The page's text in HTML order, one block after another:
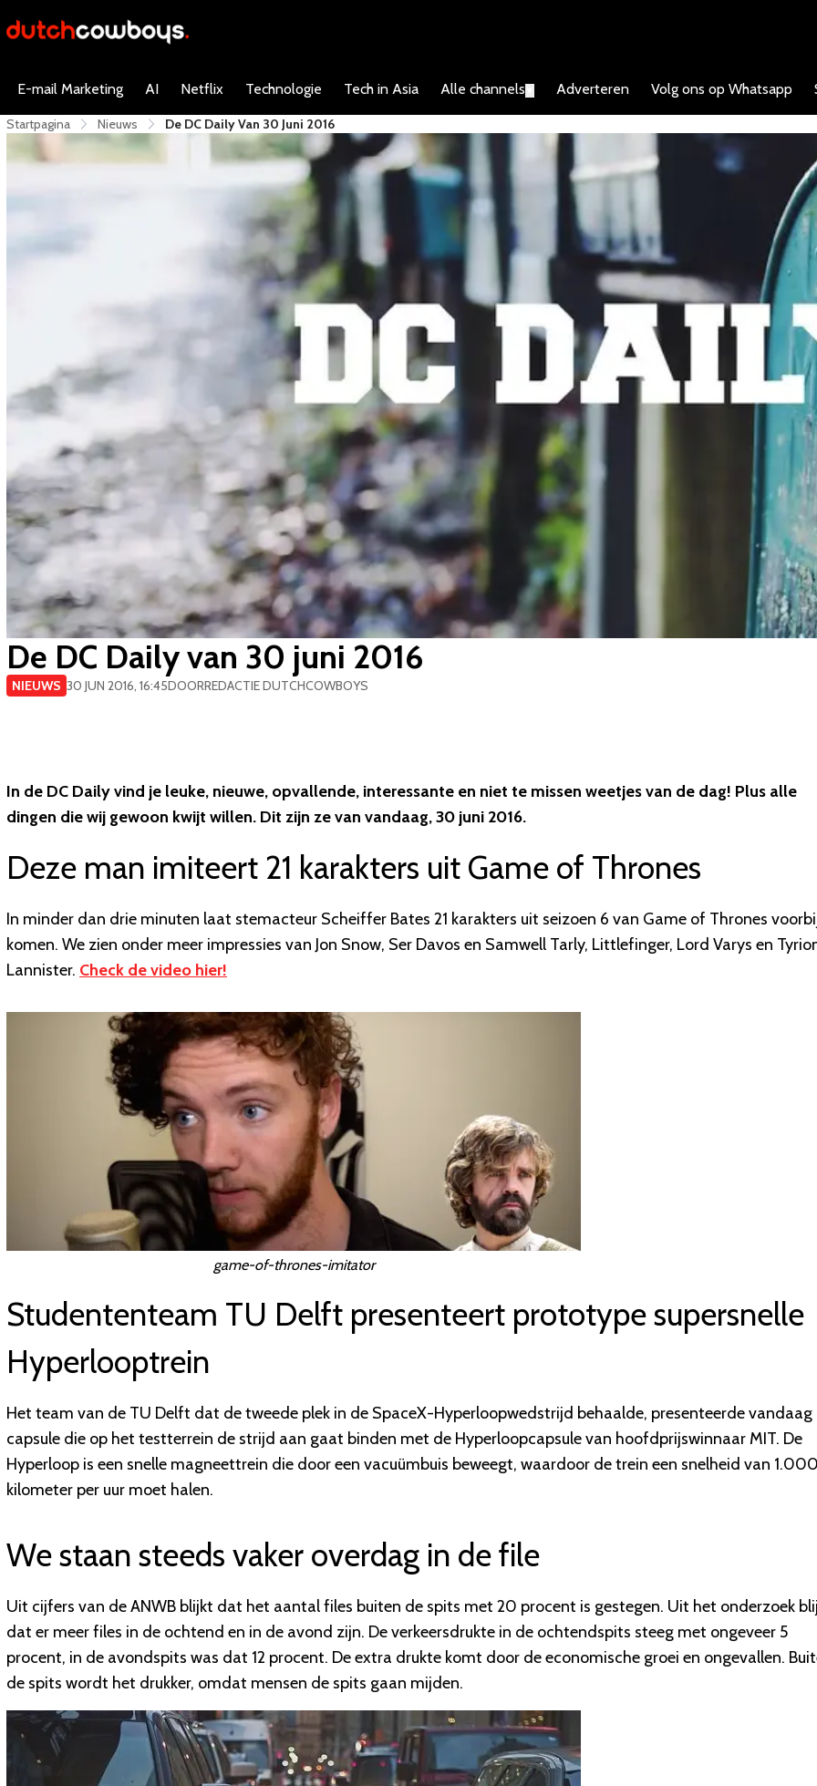
E-mail Marketing AI Netflix Technologie Tech in Asia Alle channels Adverteren Volg ons op Whatsapp
Startpagina Nieuws De DC Daily Van 30 Juni 2016
De DC Daily van 30 juni 2016
NIEUWS 30 JUN 2016, 16:45DOORREDACTIE DUTCHCOWBOYS
In de DC Daily vind je leuke, nieuwe, opvallende, interessante en niet te missen weetjes van de dag! Plus alle
dingen die wij gewoon kwijt willen. Dit zijn ze van vandaag, 30 juni 2016.
Deze man imiteert 21 karakters uit Game of Thrones
In minder dan drie minuten laat stemacteur Scheiffer Bates 21 karakters uit seizoen 6 van Game of Thrones
komen. We zien onder meer impressies van Jon Snow, Ser Davos en Samwell Tarly, Littlefinger, Lord Varys en
Lannister. Check de video hier!
game-of-thrones-imitator
Studententeam TU Delft presenteert prototype supersnelle
Hyperlooptrein
Het team van de TU Delft dat de tweede plek in de SpaceX-Hyperloopwedstrijd behaalde, presenteerde vandaag
capsule die op het testterrein de strijd aan gaat binden met de Hyperloopcapsule van hoofdprijswinnaar MIT. De
Hyperloop is een snelle magneettrein die door een vacuümbuis beweegt, waardoor de trein een snelheid van
kilometer per uur moet halen.
We staan steeds vaker overdag in de file
Uit cijfers van de ANWB blijkt dat het aantal files buiten de spits met 20 procent is gestegen. Uit het onderzoek
dat er meer files in de ochtend en in de avond zijn. De verkeersdrukte in de ochtendspits steeg met ongeveer 5
procent, in de avondspits was dat 12 procent. De extra drukte komt door de economische groei en ongevallen.
de spits wordt het drukker, omdat mensen de spits gaan mijden.